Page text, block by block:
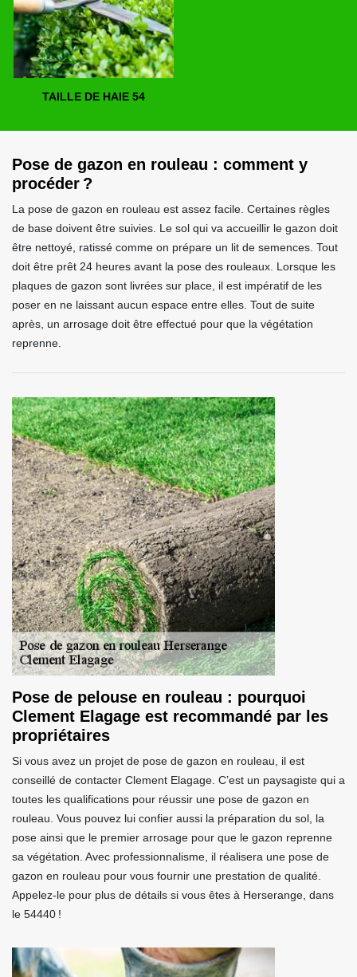
TAILLE DE HAIE 54
Pose de gazon en rouleau : comment y
procéder ?
La pose de gazon en rouleau est assez facile. Certaines règles
de base doivent être suivies. Le sol qui va accueillir le gazon doit
être nettoyé, ratissé comme on prépare un lit de semences. Tout
doit être prêt 24 heures avant la pose des rouleaux. Lorsque les
plaques de gazon sont livrées sur place, il est impératif de les
poser en ne laissant aucun espace entre elles. Tout de suite
après, un arrosage doit être effectué pour que la végétation
reprenne.
Pose de pelouse en rouleau : pourquoi
Clement Elagage est recommandé par les
propriétaires
Si vous avez un projet de pose de gazon en rouleau, il est
conseillé de contacter Clement Elagage. C’est un paysagiste qui a
toutes les qualifications pour réussir une pose de gazon en
rouleau. Vous pouvez lui confier aussi la préparation du sol, la
pose ainsi que le premier arrosage pour que le gazon reprenne
sa végétation. Avec professionnalisme, il réalisera une pose de
gazon en rouleau pour vous fournir une prestation de qualité.
Appelez-le pour plus de détails si vous êtes à Herserange, dans
le 54440 !